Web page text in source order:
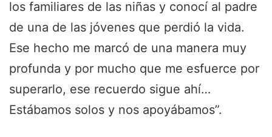
los familiares de las niñas y conocí al padre
de una de las jóvenes que perdió la vida.
Ese hecho me marcó de una manera muy
profunda y por mucho que me esfuerce por
superarlo, ese recuerdo sigue ahí…
Estábamos solos y nos apoyábamos”.